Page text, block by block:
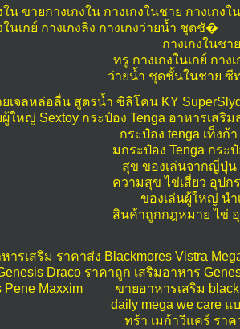
ใน ขายกางเกงใน กางเกงในชาย กางเกงใ
ในเกย์ กางเกงลิง กางเกงว่ายน้ำ ชุดชั�
กางเกงในชา
ทรู กางเกงในเกย์ กาง
ว่ายน้ำ ชุดชั้นในชาย ซี
เจลหล่อลื่น สูตรน้ำ ซิลิโคน KY
ใหญ่ Sextoy กระป๋อง Tenga อาหารเสริ
กระป๋อง tenga เท็งก้า
มกระป๋อง Tenga กระ
สุข ของเล่นจากญี่ปุ่น
ความสุข ไข่เสี่ยว อุปก
ของเล่นผู้ใหญ่ น
สินค้าถูกกฎหมาย ไข่
ารเสริม ราคาส่ง Blackmores Vistra
Draco ราคาถูก เสริมอาหาร
Pene Maxxim
ขายอาหารเสริม
daily mega we care แ
ทร้า เมก้าวีแคร์ ราค